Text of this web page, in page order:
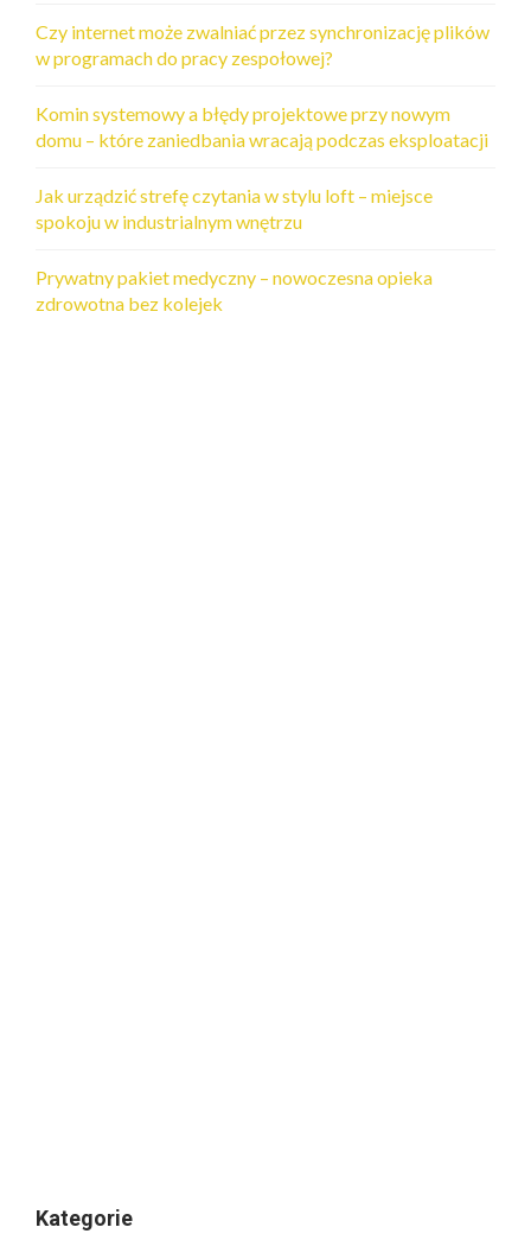
Czy internet może zwalniać przez synchronizację plików
w programach do pracy zespołowej?
Komin systemowy a błędy projektowe przy nowym
domu – które zaniedbania wracają podczas eksploatacji
Jak urządzić strefę czytania w stylu loft – miejsce
spokoju w industrialnym wnętrzu
Prywatny pakiet medyczny – nowoczesna opieka
zdrowotna bez kolejek
Kategorie